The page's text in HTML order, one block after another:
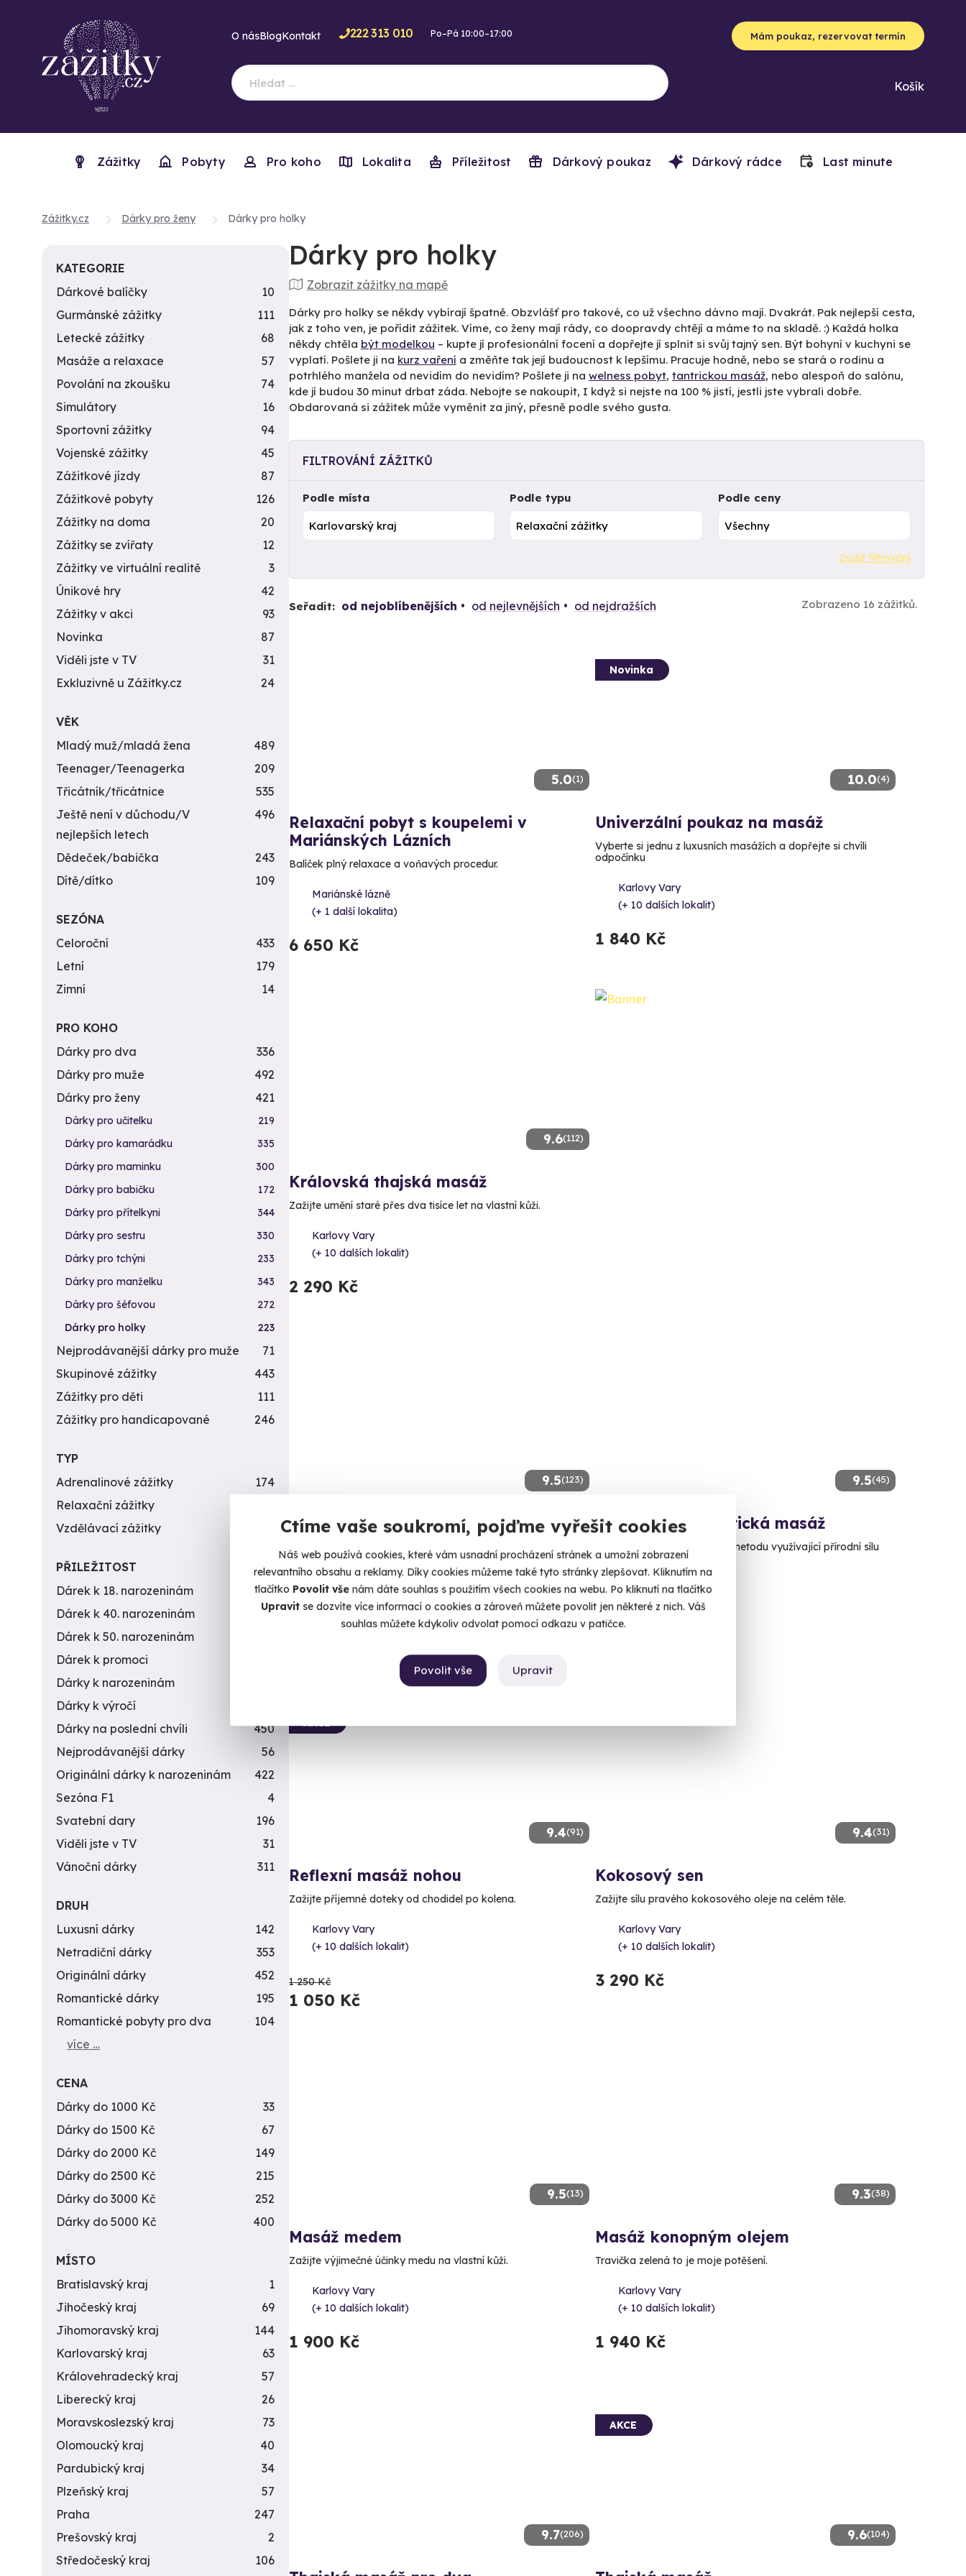
Ctíme vaše soukromí, pojďme vyřešit cookies
Náš web používá cookies, které vám usnadní procházení stránek a umožní zobrazení
relevantního obsahu a reklamy. Díky cookies můžeme také tyto stránky zlepšovat. Kliknutím na
tlačítko Povolit vše nám dáte souhlas s použitím všech cookies na webu. Po kliknutí na tlačítko
Upravitse dozvíte více informací o cookies a zároveň můžete povolit jen některé z nich. Váš
souhlas můžete kdykoliv odvolat pomocí odkazu v patičce.
Upravit
Povolit vše
O násBlogKontakt 222 313 010 Po–Pá 10:00–17:00 Mám poukaz, rezervovat termín
Košík
Zážitky Pobyty Pro koho Lokalita Příležitost Dárkový poukaz Dárkový rádce Last minute
Zážitky.cz Dárky pro ženy Dárky pro holky
Dárky pro holky
Zobrazit zážitky na mapě
Dárky pro holky se někdy vybírají špatně. Obzvlášť pro takové, co už všechno dávno mají. Dvakrát. Pak nejlepší cesta,
jak z toho ven, je pořídit zážitek. Víme, co ženy mají rády, co doopravdy chtějí a máme to na skladě. :) Každá holka
někdy chtěla být modelkou – kupte jí profesionální focení a dopřejte jí splnit si svůj tajný sen. Být bohyní v kuchyni se
vyplatí. Pošlete ji na kurz vaření a změňte tak její budoucnost k lepšímu. Pracuje hodně, nebo se stará o rodinu a
potrhlého manžela od nevidím do nevidím? Pošlete ji na welness pobyt, tantrickou masáž, nebo alespoň do salónu,
kde jí budou 30 minut drbat záda. Nebojte se nakoupit, I když si nejste na 100 % jistí, jestli jste vybrali dobře.
Obdarovaná si zážitek může vyměnit za jiný, přesně podle svého gusta.
FILTROVÁNÍ ZÁŽITKŮ
Podle místa Podle typu Podle ceny
Zrušit filtrování
Seřadit: od nejoblíbenějších od nejlevnějších od nejdražších Zobrazeno 16 zážitků.
5.0(1)
Relaxační pobyt s koupelemi v
Mariánských Lázních
Balíček plný relaxace a voňavých procedur.
Mariánské lázně
(+ 1 další lokalita)
6 650 Kč
10.0(4)
Novinka
Univerzální poukaz na masáž
Vyberte si jednu z luxusních masážích a dopřejte si chvíli
odpočínku
Karlovy Vary
(+ 10 dalších lokalit)
1 840 Kč
9.6(112)
Královská thajská masáž
Zažijte umění staré přes dva tisíce let na vlastní kůži.
Karlovy Vary
(+ 10 dalších lokalit)
2 290 Kč
9.5(123)
Masáž horkou čokoládou
Karlovy Vary
(+ 10 dalších lokalit)
1 900 Kč
9.5(45)
Královská aromatická masáž
Zažijte starobylou léčebnou metodu využívající přírodní sílu
horkých bylin.
Karlovy Vary
(+ 10 dalších lokalit)
9.4(91)
Reflexní masáž nohou
Zažijte příjemné doteky od chodidel po kolena.
Karlovy Vary
(+ 10 dalších lokalit)
1 250 Kč
1 050 Kč
9.4(31)
Kokosový sen
Zažijte sílu pravého kokosového oleje na celém těle.
Karlovy Vary
(+ 10 dalších lokalit)
3 290 Kč
9.5(13)
Masáž medem
Zažijte výjimečné účinky medu na vlastní kůži.
Karlovy Vary
(+ 10 dalších lokalit)
1 900 Kč
9.3(38)
Masáž konopným olejem
Travička zelená to je moje potěšení.
Karlovy Vary
(+ 10 dalších lokalit)
1 940 Kč
9.7(206) 9.6(104)
AKCE
KATEGORIE
Dárkové balíčky
10
Gurmánské zážitky
111
Letecké zážitky
68
Masáže a relaxace
57
Povolání na zkoušku
74
Simulátory
16
Sportovní zážitky
94
Vojenské zážitky
45
Zážitkové jízdy
87
Zážitkové pobyty
126
Zážitky na doma
20
Zážitky se zvířaty
12
Zážitky ve virtuální realitě
3
Únikové hry
42
Zážitky v akci
93
Novinka
87
Viděli jste v TV
31
Exkluzivně u Zážitky.cz
24
VĚK
Mladý muž/mladá žena
489
Teenager/Teenagerka
209
Třicátník/třicátnice
535
Ještě není v důchodu/V
nejlepších letech
496
Dědeček/babička
243
Dítě/dítko
109
SEZÓNA
Celoroční
433
Letní
179
Zimní
14
PRO KOHO
Dárky pro dva
336
Dárky pro muže
492
Dárky pro ženy
421
Dárky pro učitelku
219
Dárky pro kamarádku
335
Dárky pro maminku
300
Dárky pro babičku
172
Dárky pro přítelkyni
344
Dárky pro sestru
330
Dárky pro tchýni
233
Dárky pro manželku
343
Dárky pro šéfovou
272
Dárky pro holky
223
Nejprodávanější dárky pro muže
71
Skupinové zážitky
443
Zážitky pro děti
111
Zážitky pro handicapované
246
TYP
Adrenalinové zážitky
174
Relaxační zážitky
Vzdělávací zážitky
PŘILEŽITOST
Dárek k 18. narozeninám
256
Dárek k 40. narozeninám
453
Dárek k 50. narozeninám
Dárek k promoci
Dárky k narozeninám
Dárky k výročí
Dárky na poslední chvíli
450
Nejprodávanější dárky
56
Originální dárky k narozeninám
422
Sezóna F1
4
Svatební dary
196
Viděli jste v TV
31
Vánoční dárky
311
DRUH
Luxusní dárky
142
Netradiční dárky
353
Originální dárky
452
Romantické dárky
195
Romantické pobyty pro dva
104
více …
CENA
Dárky do 1000 Kč
33
Dárky do 1500 Kč
67
Dárky do 2000 Kč
149
Dárky do 2500 Kč
215
Dárky do 3000 Kč
252
Dárky do 5000 Kč
400
MÍSTO
Bratislavský kraj
1
Jihočeský kraj
69
Jihomoravský kraj
144
Karlovarský kraj
63
Královehradecký kraj
57
Liberecký kraj
26
Moravskoslezský kraj
73
Olomoucký kraj
40
Pardubický kraj
34
Plzeňský kraj
57
Praha
247
Prešovský kraj
2
Středočeský kraj
106